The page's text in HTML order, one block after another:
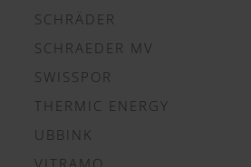
SCHRÄDER
SCHRAEDER MV
SWISSPOR
THERMIC ENERGY
UBBINK
VITRAMO